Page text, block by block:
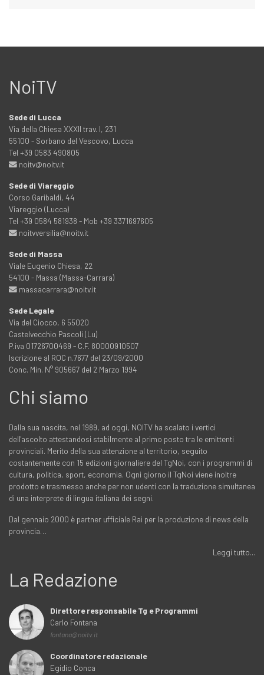
NoiTV
Sede di Lucca
Via della Chiesa XXXII trav. I, 231
55100 - Sorbano del Vescovo, Lucca
Tel +39 0583 490805
noitv@noitv.it
Sede di Viareggio
Corso Garibaldi, 44
Viareggio (Lucca)
Tel +39 0584 581938 - Mob +39 3371697605
noitvversilia@noitv.it
Sede di Massa
Viale Eugenio Chiesa, 22
54100 - Massa (Massa-Carrara)
massacarrara@noitv.it
Sede Legale
Via del Ciocco, 6 55020
Castelvecchio Pascoli (Lu)
P.iva 01726700469 - C.F. 80000910507
Iscrizione al ROC n.7677 del 23/09/2000
Conc. Min. N° 905667 del 2 Marzo 1994
Chi siamo
Dalla sua nascita, nel 1989, ad oggi, NOITV ha scalato i vertici
dell'ascolto attestandosi stabilmente al primo posto tra le emittenti
provinciali. Merito della sua attenzione al territorio, seguito
costantemente con 15 edizioni giornaliere del TgNoi, con i programmi di
cultura, politica, sport, economia. Ogni giorno il TgNoi viene inoltre
prodotto e trasmesso anche per non udenti con la traduzione simultanea
di una interprete di lingua italiana dei segni.
Dal gennaio 2000 è partner ufficiale Rai per la produzione di news della
provincia…
Leggi tutto...
La Redazione
Direttore responsabile Tg e Programmi
Carlo Fontana
fontana@noitv.it
Coordinatore redazionale
Egidio Conca